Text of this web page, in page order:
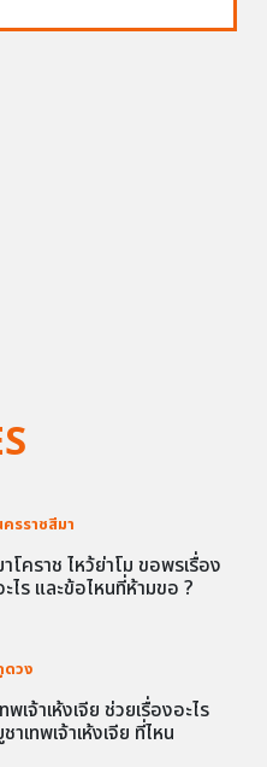
ครราชสีมา
าโคราช ไหว้ย่าโม ขอพรเรื่อง
ะไร และข้อไหนที่ห้ามขอ ?
ดวง
พเจ้าเห้งเจีย ช่วยเรื่องอะไร
าเทพเจ้าเห้งเจีย ที่ไหน